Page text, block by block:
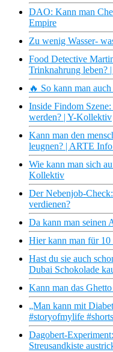
DAO: Kann man
Empire
Zu wenig Wasser-
Food Detective
Trinknahrung leben?
🔥 So kann man
Inside Findom
werden? | Y-Kollektiv
Kann man den
leugnen? | ARTE
Wie kann man sich
Kollektiv
Der Nebenjob-
verdienen?
Da kann man seinen
Hier kann man für 10
Hast du sie auch
Dubai Schokolade
Kann man das
„Man kann mit
#storyofmylife #shorts
Dagobert-
Streusandkiste